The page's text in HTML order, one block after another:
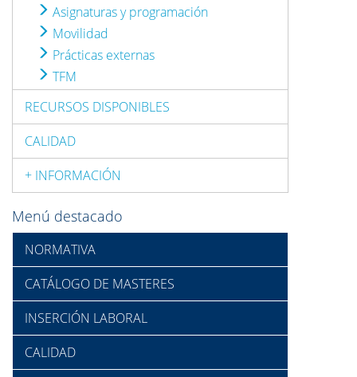
Asignaturas y programación
Movilidad
Prácticas externas
TFM
RECURSOS DISPONIBLES
CALIDAD
+ INFORMACIÓN
Menú destacado
NORMATIVA
CATÁLOGO DE MASTERES
INSERCIÓN LABORAL
CALIDAD